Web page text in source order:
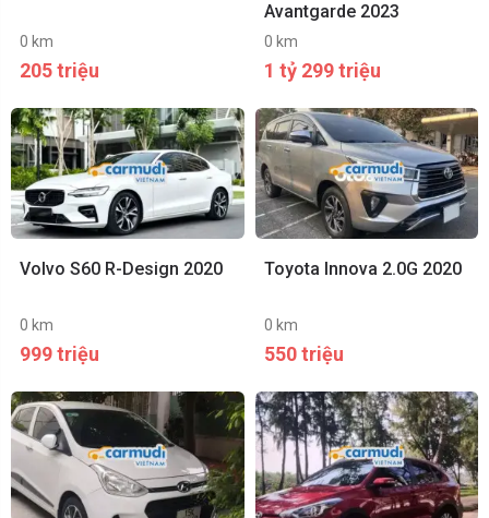
0 km
205 triệu
Avantgarde 2023
0 km
1 tỷ 299 triệu
Volvo S60 R-Design 2020
0 km
999 triệu
Toyota Innova 2.0G 2020
0 km
550 triệu